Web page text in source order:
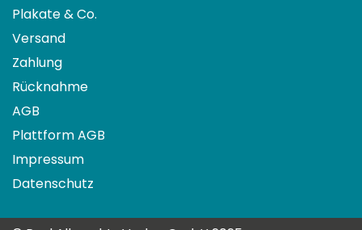
Plakate & Co.
Versand
Zahlung
Rücknahme
AGB
Plattform AGB
Impressum
Datenschutz